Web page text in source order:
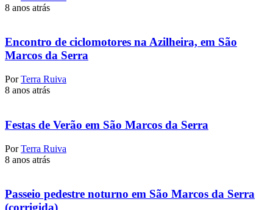
8 anos atrás
Encontro de ciclomotores na Azilheira, em São
Marcos da Serra
Por Terra Ruiva
8 anos atrás
Festas de Verão em São Marcos da Serra
Por Terra Ruiva
8 anos atrás
Passeio pedestre noturno em São Marcos da Serra